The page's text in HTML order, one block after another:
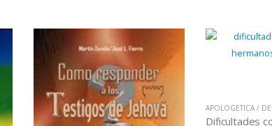
APOLOGETICA /